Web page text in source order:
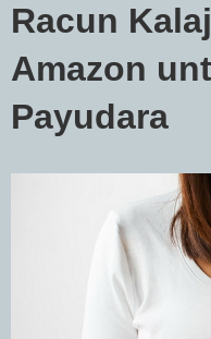
Racun
Amazon
Payudara